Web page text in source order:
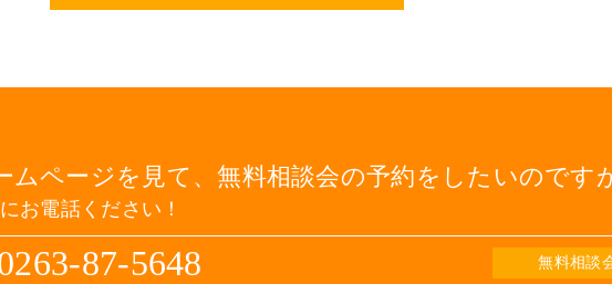
ムページを見て、無料相談会の予約をしたいのです
お電話ください！
無料相談
87-5648